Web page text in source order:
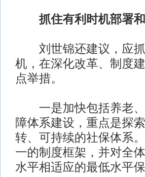
抓住有利时机部署
刘世锦还建议，应抓
机，在深化改革、制度
点举措。
一是加快包括养老、
障体系建设，重点是探
转、可持续的社保体系
一的制度框架，并对全
水平相适应的最低水平保